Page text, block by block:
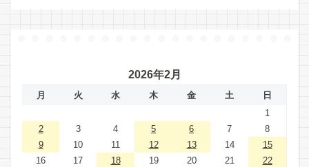
2026年2月
月 火 水 木 金 土
日
1
2
3 4 5 6 7
8
9
10 11 12 13 14
15
16
17 18 19 20 21
22